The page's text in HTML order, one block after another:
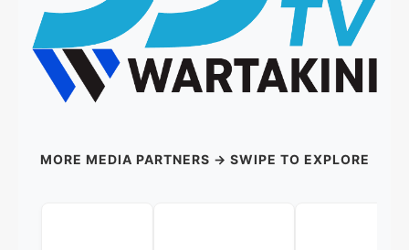
MORE MEDIA PARTNERS → SWIPE TO EXPLORE